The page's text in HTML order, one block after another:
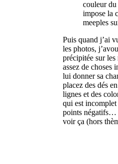
couleur du
impose la
meeples
Puis quand j’ai
les photos,
précipitée sur
assez de choses
lui donner sa
placez des dés
lignes et des
qui est incomplet
points négatifs…
voir ça (hors